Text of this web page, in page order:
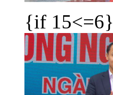
{if 15<=6}